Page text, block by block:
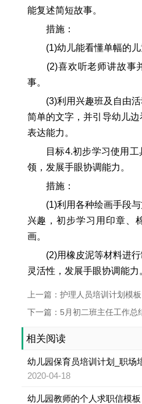
能复述简短故事。
措施：
(1)幼儿能看懂单幅的儿
(2)喜欢听老师讲故事
事。
(3)利用兴趣班及自由活
简单的文字，并引导幼儿
表达能力。
目标4.初步学习使用工
领，发展手眼协调能力。
措施：
(1)利用各种绘画手段与
兴趣，初步学习用印章、
画。
(2)用橡皮泥等材料进行
灵活性，发展手眼协调能力
上一篇：护理人员培训计划模板
下一篇：5月初二班主任工作总
相关阅读
幼儿园保育员培训计划_职场
2020-04-18
幼儿园教师的个人求职信模板